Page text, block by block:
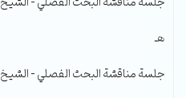
هـ
جلسة مناقشة البحث الفصلي – الشيخ